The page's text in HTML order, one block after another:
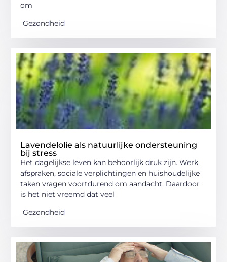
om
Gezondheid
Lavendelolie als natuurlijke ondersteuning
bij stress
Het dagelijkse leven kan behoorlijk druk zijn. Werk,
afspraken, sociale verplichtingen en huishoudelijke
taken vragen voortdurend om aandacht. Daardoor
is het niet vreemd dat veel
Gezondheid